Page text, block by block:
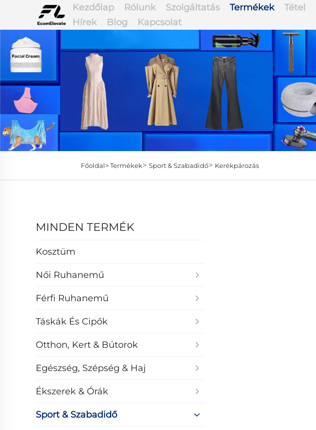
Kezdőlap Rólunk Szolgáltatás Termékek Tétel
Hírek
Blog Kapcsolat
Főoldal>Termékek> Sport & Szabadidő> Kerékpározás
MINDEN TERMÉK
Kosztüm
Női Ruhanemű
Férfi Ruhanemű
Táskák És Cipők
Otthon, Kert & Bútorok
Egészség, Szépség & Haj
Ékszerek & Órák
Sport & Szabadidő